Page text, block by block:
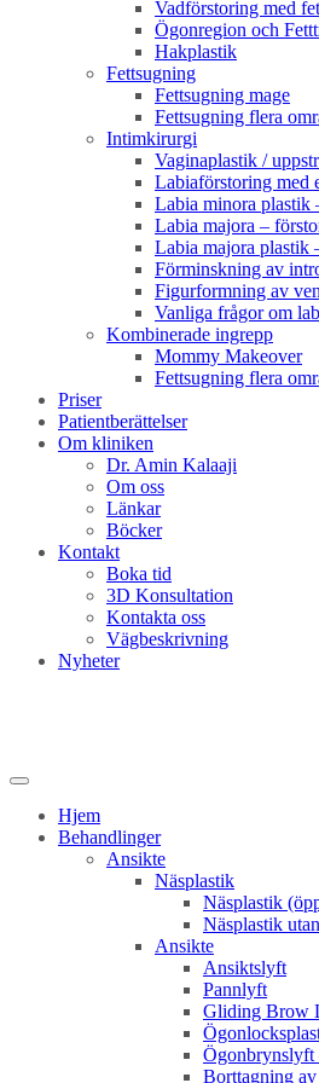
Vadförstoring med
Ögonregion och
Hakplastik
Fettsugning
Fettsugning mage
Fettsugning flera
Intimkirurgi
Vaginaplastik /
Labiaförstoring med
Labia minora plastik
Labia majora –
Labia majora plastik
Förminskning av
Figurformning av
Vanliga frågor om
Kombinerade ingrepp
Mommy Makeover
Fettsugning flera
Priser
Patientberättelser
Om kliniken
Dr. Amin Kalaaji
Om oss
Länkar
Böcker
Kontakt
Boka tid
3D Konsultation
Kontakta oss
Vägbeskrivning
Nyheter
Hjem
Behandlinger
Ansikte
Näsplastik
Näsplastik
Näsplastik
Ansikte
Ansiktslyft
Pannlyft
Gliding Brow
Borttagning